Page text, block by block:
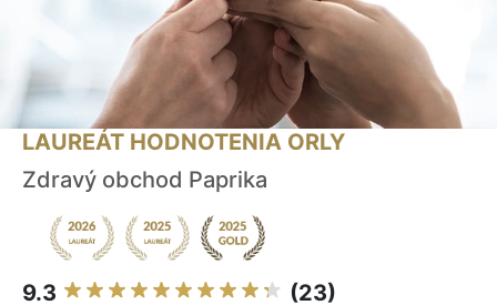
LAUREÁT HODNOTENIA ORLY
Zdravý obchod Paprika
9.3 (23)